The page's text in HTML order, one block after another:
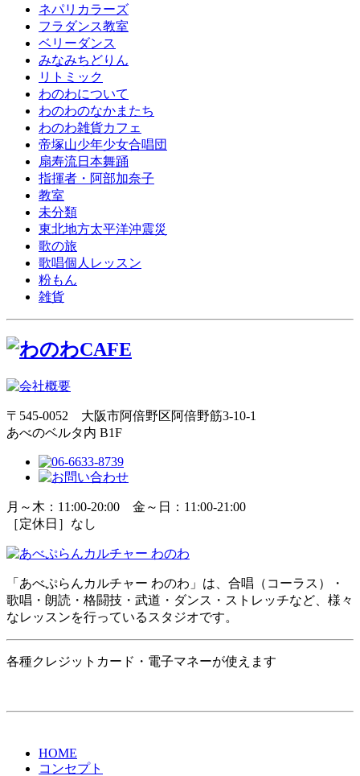
ネパリカラーズ
フラダンス教室
ベリーダンス
みなみちどりん
リトミック
わのわについて
わのわのなかまたち
わのわ雑貨カフェ
帝塚山少年少女合唱団
扇寿流日本舞踊
指揮者・阿部加奈子
教室
未分類
東北地方太平洋沖震災
歌の旅
歌唱個人レッスン
粉もん
雑貨
〒545-0052 大阪市阿倍野区阿倍野筋3-10-1
あべのベルタ内 B1F
月～木：11:00-20:00 金～日：11:00-21:00
［定休日］なし
「あべぷらんカルチャー わのわ」は、合唱（コーラス）・
歌唱・朗読・格闘技・武道・ダンス・ストレッチなど、様々
なレッスンを行っているスタジオです。
各種クレジットカード・電子マネーが使えます
HOME
コンセプト